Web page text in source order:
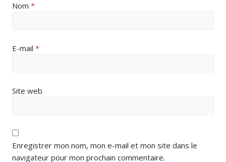
Nom *
E-mail *
Site web
Enregistrer mon nom, mon e-mail et mon site dans le
navigateur pour mon prochain commentaire.